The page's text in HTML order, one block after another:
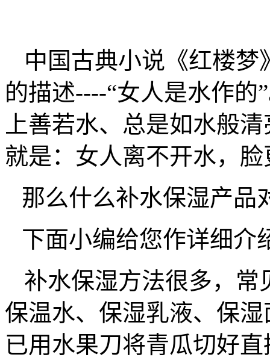
中国古典小说《红楼
的描述----“女人是水作
上善若水、总是如水般
就是：女人离不开水，
那么什么补水保湿产品
下面小编给您作详细介
补水保湿方法很多，常
保温水、保湿乳液、保
已用水果刀将青瓜切好